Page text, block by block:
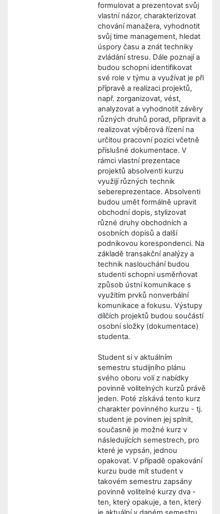
formulovat a prezentovat svůj
vlastní názor, charakterizovat
chování manažera, vyhodnotit
svůj time management, hledat
úspory času a znát techniky
zvládání stresu. Dále poznají a
budou schopni identifikovat
své role v týmu a využívat je při
přípravě a realizaci projektů,
např. zorganizovat, vést,
analyzovat a vyhodnotit závěry
různých druhů porad, připravit a
realizovat výběrová řízení na
určitou pracovní pozici včetně
příslušné dokumentace. V
rámci vlastní prezentace
projektů absolventi kurzu
využijí různých technik
sebereprezentace. Absolventi
budou umět formálně upravit
obchodní dopis, stylizovat
různé druhy obchodních a
osobních dopisů a další
podnikovou korespondenci. Na
základě transakční analýzy a
technik naslouchání budou
studenti schopni usměrňovat
způsob ústní komunikace s
využitím prvků nonverbální
komunikace a fokusu. Výstupy
dílčích projektů budou součástí
osobní složky (dokumentace)
studenta.
Student si v aktuálním
semestru studijního plánu
svého oboru volí z nabídky
povinně volitelných kurzů právě
jeden. Poté získává tento kurz
charakter povinného kurzu - tj.
student je povinen jej splnit,
současně je možné kurz v
následujících semestrech, pro
které je vypsán, jednou
opakovat. V případě opakování
kurzu bude mít student v
takovém semestru zapsány
povinně volitelné kurzy dva -
ten, který opakuje, a ten, který